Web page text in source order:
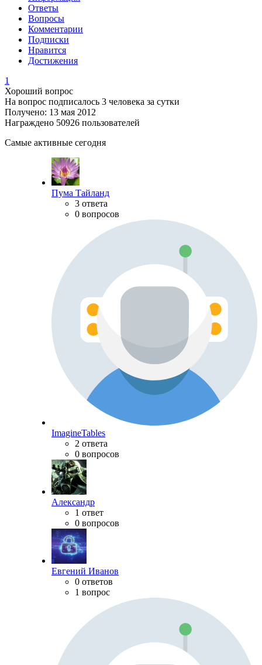
Ответы
Вопросы
Комментарии
Подписки
Нравится
Достижения
1
Хороший вопрос
На вопрос подписалось 3 человека за сутки
Получено: 13 мая 2012
Награждено 50926 пользователей
Самые активные сегодня
Пума Тайланд
3 ответа
0 вопросов
ImagineTables
2 ответа
0 вопросов
Александр
1 ответ
0 вопросов
Евгений Иванов
0 ответов
1 вопрос